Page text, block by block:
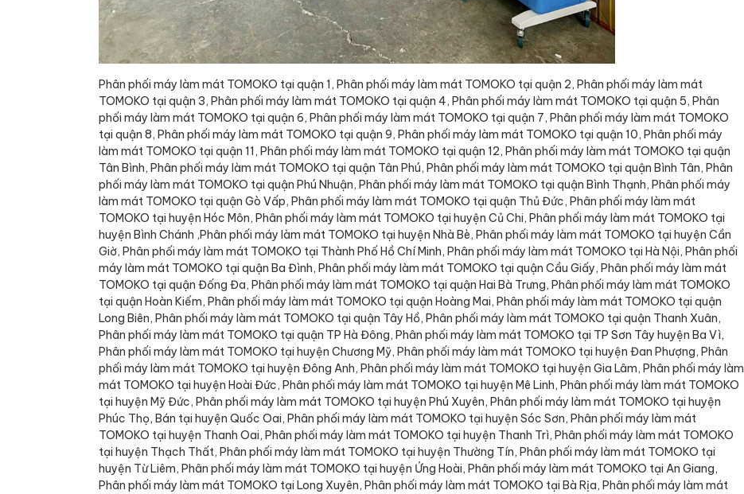
Phân phối máy làm mát TOMOKO tại quận 1, Phân phối máy làm mát TOMOKO tại quận 2, Phân phối máy làm mát
TOMOKO tại quận 3, Phân phối máy làm mát TOMOKO tại quận 4, Phân phối máy làm mát TOMOKO tại quận 5, Phân
phối máy làm mát TOMOKO tại quận 6, Phân phối máy làm mát TOMOKO tại quận 7, Phân phối máy làm mát TOMOKO
tại quận 8, Phân phối máy làm mát TOMOKO tại quận 9, Phân phối máy làm mát TOMOKO tại quận 10, Phân phối máy
làm mát TOMOKO tại quận 11, Phân phối máy làm mát TOMOKO tại quận 12, Phân phối máy làm mát TOMOKO tại quận
Tân Bình, Phân phối máy làm mát TOMOKO tại quận Tân Phú, Phân phối máy làm mát TOMOKO tại quận Bình Tân, Phân
phối máy làm mát TOMOKO tại quận Phú Nhuận, Phân phối máy làm mát TOMOKO tại quận Bình Thạnh, Phân phối máy
làm mát TOMOKO tại quận Gò Vấp, Phân phối máy làm mát TOMOKO tại quận Thủ Đức, Phân phối máy làm mát
TOMOKO tại huyện Hóc Môn, Phân phối máy làm mát TOMOKO tại huyện Củ Chi, Phân phối máy làm mát TOMOKO tại
huyện Bình Chánh ,Phân phối máy làm mát TOMOKO tại huyện Nhà Bè, Phân phối máy làm mát TOMOKO tại huyện Cần
Giờ, Phân phối máy làm mát TOMOKO tại Thành Phố Hồ Chí Minh, Phân phối máy làm mát TOMOKO tại Hà Nội, Phân phối
máy làm mát TOMOKO tại quận Ba Đình, Phân phối máy làm mát TOMOKO tại quận Cầu Giấy, Phân phối máy làm mát
TOMOKO tại quận Đống Đa, Phân phối máy làm mát TOMOKO tại quận Hai Bà Trưng, Phân phối máy làm mát TOMOKO
tại quận Hoàn Kiếm, Phân phối máy làm mát TOMOKO tại quận Hoàng Mai, Phân phối máy làm mát TOMOKO tại quận
Long Biên, Phân phối máy làm mát TOMOKO tại quận Tây Hồ, Phân phối máy làm mát TOMOKO tại quận Thanh Xuân,
Phân phối máy làm mát TOMOKO tại quận TP Hà Đông, Phân phối máy làm mát TOMOKO tại TP Sơn Tây huyện Ba Vì,
Phân phối máy làm mát TOMOKO tại huyện Chương Mỹ, Phân phối máy làm mát TOMOKO tại huyện Đan Phượng, Phân
phối máy làm mát TOMOKO tại huyện Đông Anh, Phân phối máy làm mát TOMOKO tại huyện Gia Lâm, Phân phối máy làm
mát TOMOKO tại huyện Hoài Đức, Phân phối máy làm mát TOMOKO tại huyện Mê Linh, Phân phối máy làm mát TOMOKO
tại huyện Mỹ Đức, Phân phối máy làm mát TOMOKO tại huyện Phú Xuyên, Phân phối máy làm mát TOMOKO tại huyện
Phúc Thọ, Bán tại huyện Quốc Oai, Phân phối máy làm mát TOMOKO tại huyện Sóc Sơn, Phân phối máy làm mát
TOMOKO tại huyện Thanh Oai, Phân phối máy làm mát TOMOKO tại huyện Thanh Trì, Phân phối máy làm mát TOMOKO
tại huyện Thạch Thất, Phân phối máy làm mát TOMOKO tại huyện Thường Tín, Phân phối máy làm mát TOMOKO tại
huyện Từ Liêm, Phân phối máy làm mát TOMOKO tại huyện Ứng Hoài, Phân phối máy làm mát TOMOKO tại An Giang,
Phân phối máy làm mát TOMOKO tại Long Xuyên, Phân phối máy làm mát TOMOKO tại Bà Rịa, Phân phối máy làm mát